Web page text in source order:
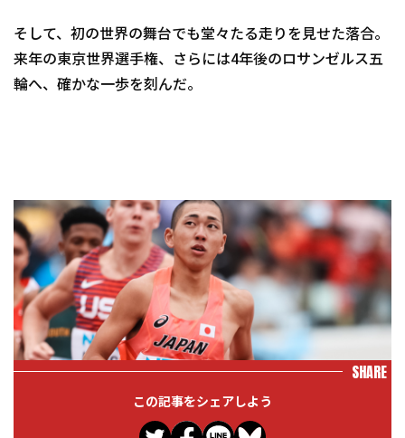
そして、初の世界の舞台でも堂々たる走りを見せた落合。
来年の東京世界選手権、さらには4年後のロサンゼルス五
輪へ、確かな一歩を刻んだ。
SHARE
この記事をシェアしよう